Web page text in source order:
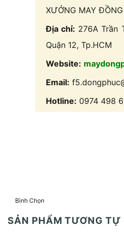
XƯỞNG MAY
Địa chỉ: 276A Trần
Quận 12, Tp.HCM
Website:
Email:
Hotline: 0974 498
Bình Chọn
SẢN PHẨM TƯƠNG TỰ